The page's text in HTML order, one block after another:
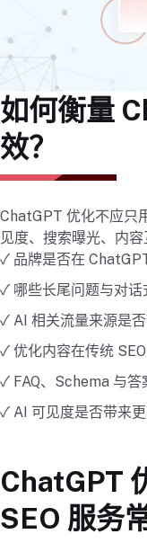
如何衡量
效？
ChatGPT 优化不应只
见度、搜索曝光、内
✓ 品牌是否在
✓ 哪些长尾问题与对
✓ AI 相关流量来源是
✓ 优化内容在传统
✓ FAQ、Schema 与答
✓ AI 可见度是否带来
ChatGPT
SEO 服务